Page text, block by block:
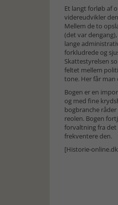
Et langt forløb af
videreudvikler
Mellem de to
(det var
lange
forkludrede og
Skattestyrelsen
feltet mellem
tone. Her får man
Bogen er en
og med fine
bogbranche
reolen. Bogen
forvaltning fra det
frekventere den.
[Historie-